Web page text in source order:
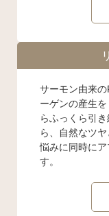
サーモン由来
ーゲンの産生
らふっくら引
ら、自然なツ
悩みに同時に
す。